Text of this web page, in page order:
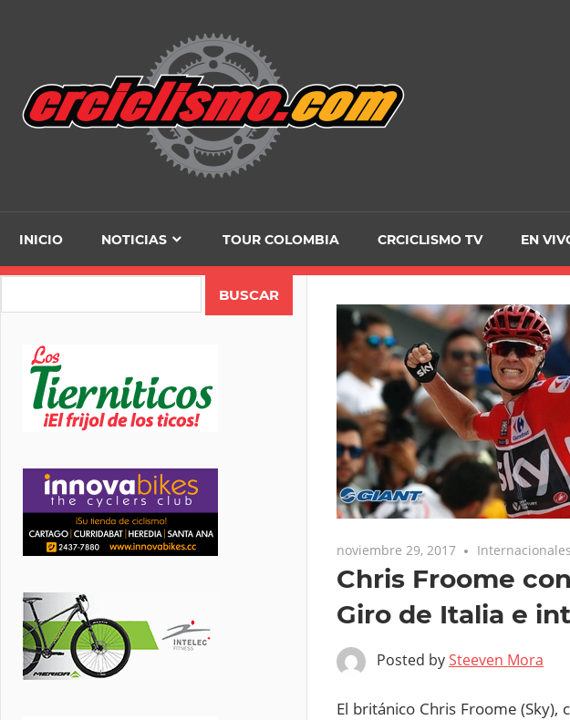
INICIO NOTICIAS TOUR COLOMBIA CRCICLISMO TV EN
noviembre 29, 2017 Internacionales
Chris Froome
Giro de Italia e
Posted bySteeven Mora
El británico Chris Froome